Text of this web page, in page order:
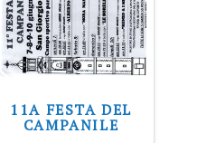
11A FESTA DEL
CAMPANILE